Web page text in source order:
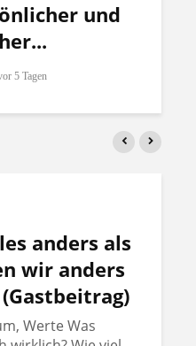
und
5 Tagen
anders als
wir anders
Werte Was